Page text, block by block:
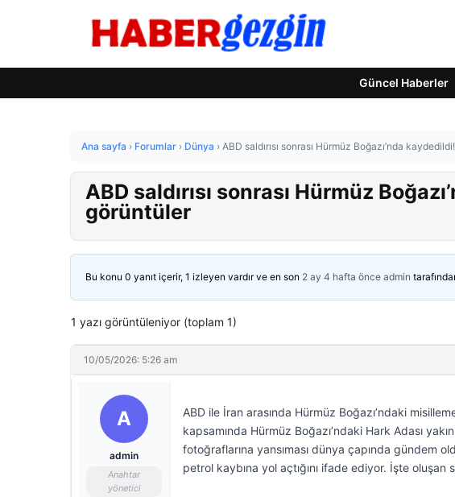
Güncel Haberler
Ana sayfa › Forumlar › Dünya › ABD saldırısı sonrası Hürmüz Boğazı’nda
ABD saldırısı sonrası Hürmüz
görüntüler
Bu konu 0 yanıt içerir, 1 izleyen vardır ve en son 2 ay 4 hafta önce admin
1 yazı görüntüleniyor (toplam 1)
10/05/2026: 5:26 am
A
admin
Anahtar
yönetici
ABD ile İran arasında Hürmüz Boğazı’ndaki
kapsamında Hürmüz Boğazı’ndaki Hark Adası
fotoğraflarına yansıması dünya çapında gündem
petrol kaybına yol açtığını ifade ediyor. İşte oluşan